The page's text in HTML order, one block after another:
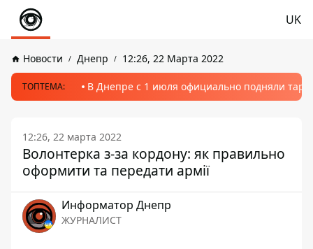
UK
Новости Днепр 12:26, 22 Марта 2022
ТОПТЕМА: В Днепре с 1 июля официально подняли
12:26, 22 марта 2022
Волонтерка з-за кордону: як правильно
оформити та передати армії
Информатор Днепр
ЖУРНАЛИСТ